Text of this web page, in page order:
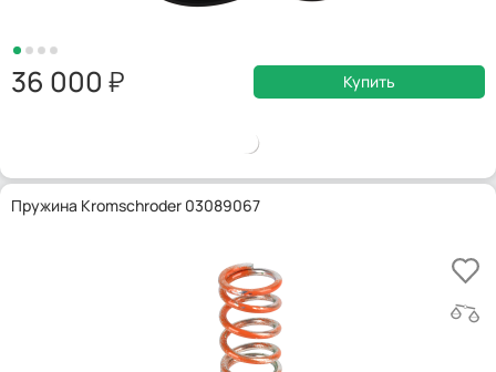
36 000 Купить
Пружина Kromschroder 03089067